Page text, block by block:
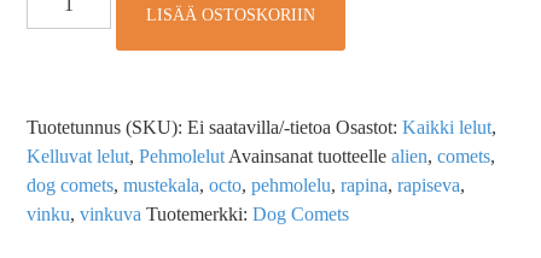
LISÄÄ OSTOSKORIIN
Tuotetunnus (SKU):Ei saatavilla/-tietoa Osastot:Kaikki lelut,
Kelluvat lelut,Pehmolelut Avainsanat tuotteellealien,comets,
dog comets,mustekala,octo,pehmolelu,rapina,rapiseva,
vinku,vinkuva Tuotemerkki:Dog Comets